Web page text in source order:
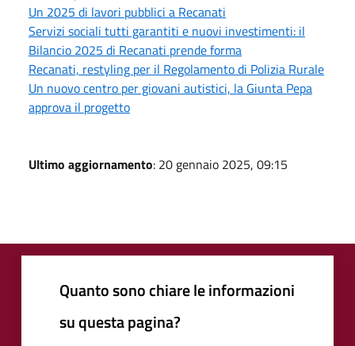
Un 2025 di lavori pubblici a Recanati
Servizi sociali tutti garantiti e nuovi investimenti: il
Bilancio 2025 di Recanati prende forma
Recanati, restyling per il Regolamento di Polizia Rurale
Un nuovo centro per giovani autistici, la Giunta Pepa
approva il progetto
Ultimo aggiornamento: 20 gennaio 2025, 09:15
Quanto sono chiare le informazioni
su questa pagina?